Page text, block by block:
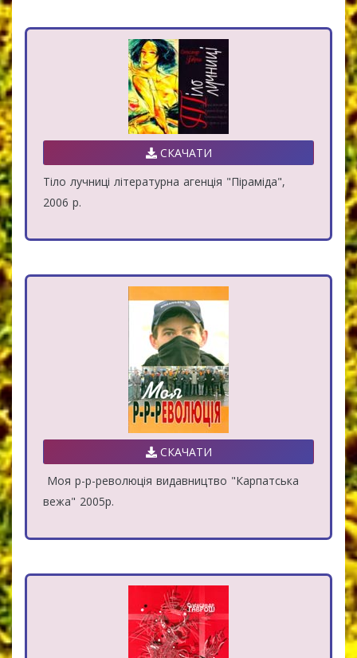
СКАЧАТИ
Тіло лучниці літературна агенція "Піраміда",
2006 р.
СКАЧАТИ
Моя р-р-революція видавництво "Карпатська
вежа" 2005р.